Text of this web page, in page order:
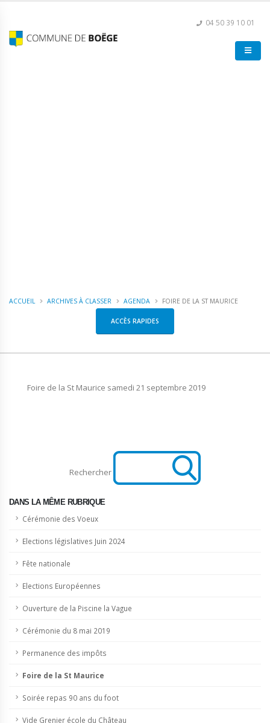
04 50 39 10 01
ACCUEIL ARCHIVES À CLASSER AGENDA FOIRE DE LA ST MAURICE
ACCÈS RAPIDES
Foire de la St Maurice samedi 21 septembre 2019
Rechercher
DANS LA MÊME RUBRIQUE
Cérémonie des Voeux
Elections législatives Juin 2024
Fête nationale
Elections Européennes
Ouverture de la Piscine la Vague
Cérémonie du 8 mai 2019
Permanence des impôts
Foire de la St Maurice
Soirée repas 90 ans du foot
Vide Grenier école du Château